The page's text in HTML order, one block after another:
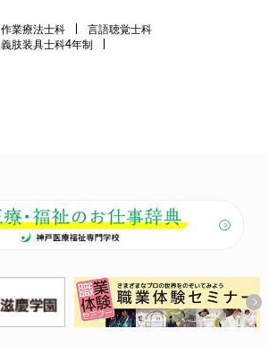
作業療法士科
言語聴覚士科
義肢装具士科4年制